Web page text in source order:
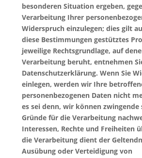
besonderen Situation ergeben,
Verarbeitung Ihrer
Widerspruch einzulegen; dies gilt
diese Bestimmungen gestütztes
jeweilige Rechtsgrundlage, auf
Verarbeitung beruht, entnehmen
Datenschutzerklärung. Wenn Sie
einlegen, werden wir Ihre
personenbezogenen Daten nicht
es sei denn, wir können
Gründe für die Verarbeitung
Interessen, Rechte und Freiheiten
die Verarbeitung dient der
Ausübung oder Verteidigung von